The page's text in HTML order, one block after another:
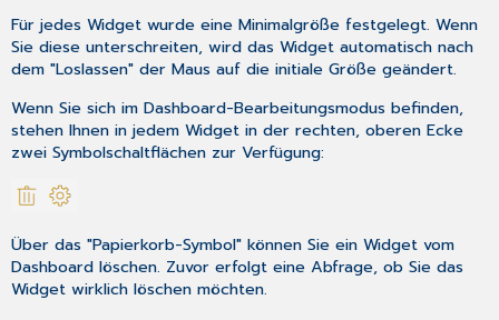
Für jedes Widget wurde eine Minimalgröße festgelegt. Wenn
Sie diese unterschreiten, wird das Widget automatisch nach
dem "Loslassen" der Maus auf die initiale Größe geändert.
Wenn Sie sich im Dashboard-Bearbeitungsmodus befinden,
stehen Ihnen in jedem Widget in der rechten, oberen Ecke
zwei Symbolschaltflächen zur Verfügung:
Über das "Papierkorb-Symbol" können Sie ein Widget vom
Dashboard löschen. Zuvor erfolgt eine Abfrage, ob Sie das
Widget wirklich löschen möchten.